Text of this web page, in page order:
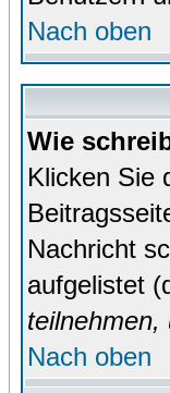
Nach oben
Wie
Klicken Sie
Nachricht
aufgelistet
teilnehmen,
Nach oben